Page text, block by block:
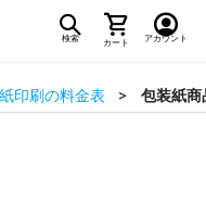
検索 カート アカウント
印刷の料金表 包装紙商